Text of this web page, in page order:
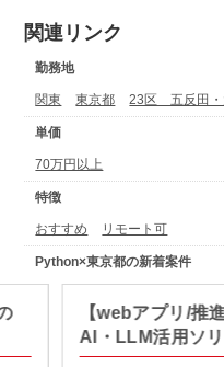
関連リンク
勤務地
関東 東京都 23区 五反田・
単価
70万円以上
特徴
おすすめ リモート可
Python×東京都の新着案件
【webアプリ/推
AI・LLM活用ソ